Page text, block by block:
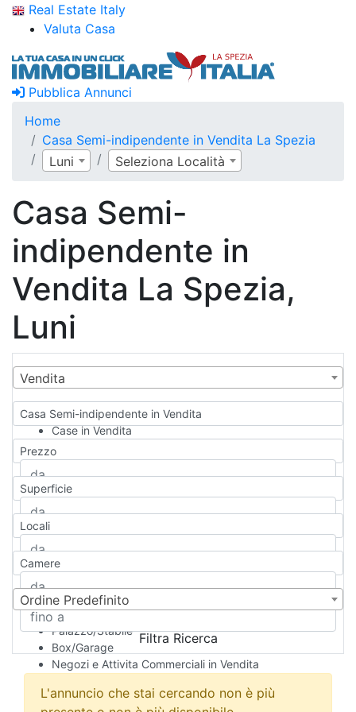
Real Estate Italy
Valuta Casa
Pubblica Annunci
Home
Casa Semi-indipendente in Vendita La Spezia
Luni
Seleziona Località
Casa Semi-
indipendente in
Vendita La Spezia,
Luni
Vendita
Casa Semi-indipendente in Vendita
Case in Vendita
Qualsiasi
Appartamento
Casa indipendente
Casa Semi-indipendente
Attico/Mansarda
Rustico/Casale
Camera d'Albergo
Multiproprietà
Palazzo/Stabile
Box/Garage
Negozi e Attivita Commerciali in Vendita
Attività/Licenza Commerciale
Prezzo
Superficie
Locali
Camere
Ordine Predefinito
Filtra Ricerca
L'annuncio che stai cercando non è più